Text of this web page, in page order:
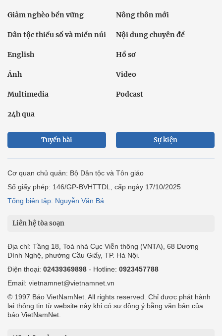
Giảm nghèo bền vững Nông thôn mới
Dân tộc thiểu số và miền núi Nội dung chuyên đề
English Hồ sơ
Ảnh Video
Multimedia Podcast
24h qua
Tuyến bài Sự kiện
Cơ quan chủ quản: Bộ Dân tộc và Tôn giáo
Số giấy phép: 146/GP-BVHTTDL, cấp ngày 17/10/2025
Tổng biên tập: Nguyễn Văn Bá
Liên hệ tòa soạn
Địa chỉ: Tầng 18, Toà nhà Cục Viễn thông (VNTA), 68 Dương
Đình Nghệ, phường Cầu Giấy, TP. Hà Nội.
Điện thoại: 02439369898 - Hotline: 0923457788
Email: vietnamnet@vietnamnet.vn
© 1997 Báo VietNamNet. All rights reserved. Chỉ được phát hành
lại thông tin từ website này khi có sự đồng ý bằng văn bản của
báo VietNamNet.